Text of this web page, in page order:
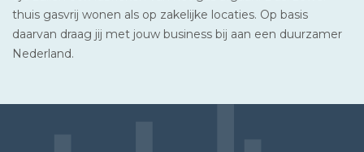
thuis gasvrij wonen als op zakelijke locaties. Op basis
daarvan draag jij met jouw business bij aan een duurzamer
Nederland.